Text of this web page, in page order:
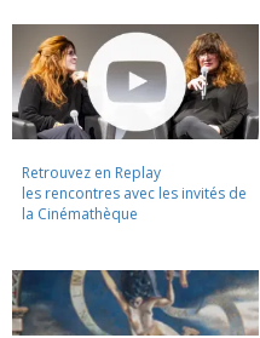
Retrouvez en Replay
les rencontres avec les invités de
la Cinémathèque